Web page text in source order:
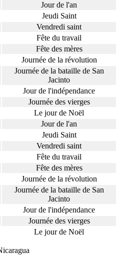
Jour de l'an
Jeudi Saint
Vendredi saint
Fête du travail
Fête des mères
Journée de la révolution
Journée de la bataille de San
Jacinto
Jour de l'indépendance
Journée des vierges
Le jour de Noël
Jour de l'an
Jeudi Saint
Vendredi saint
Fête du travail
Fête des mères
Journée de la révolution
Journée de la bataille de San
Jacinto
Jour de l'indépendance
Journée des vierges
Le jour de Noël